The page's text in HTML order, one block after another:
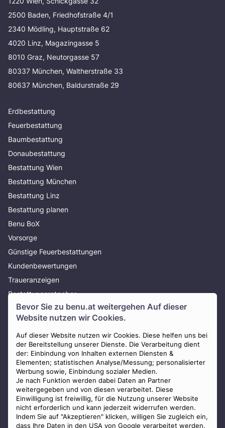
Bevor Sie zu benu.at weitergehen Auf dieser
Website nutzen wir Cookies.
Auf dieser Website nutzen wir Cookies. Diese helfen uns bei
der Bereitstellung unserer Dienste. Die Verarbeitung dient
der: Einbindung von Inhalten externen Diensten &
Elementen; statistischen Analyse/Messung; personalisierter
Werbung sowie, Einbindung sozialer Medien.
Je nach Funktion werden dabei Daten an Partner
weitergegeben und von diesen verarbeitet. Diese
Einwilligung ist freiwillig, für die Nutzung unserer Website
nicht erforderlich und kann jederzeit widerrufen werden.
Indem Sie auf "Akzeptieren" klicken, willigen Sie zugleich ein,
dass Ihre Daten in den USA von Google verarbeitet werden.
2500 Baden, Friedhofstraße 4/1
2340 Mödling, Hauptstraße 62
4020 Linz, Magazingasse 5
8010 Graz, Neutorgasse 57
80337 München, Waltherstraße 33
80637 München, Baldurstraße 29
Erdbestattung
Feuerbestattung
Baumbestattung
Donaubestattung
Bestattung Wien
Bestattung München
Bestattung Linz
Bestattung planen
Benu BoX
Vorsorge
Günstige Feuerbestattungen
Kundenbewertungen
Traueranzeigen
Bestattungsratgeber
Über uns
Presse
AGB
Impressum
Datenschutz
Widerrufsbelehrung
Zahlungsmöglichkeiten